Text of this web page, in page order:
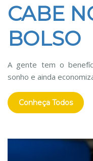
CABE
BOLSO
A gente tem o
sonho e ainda
Conheça Todos